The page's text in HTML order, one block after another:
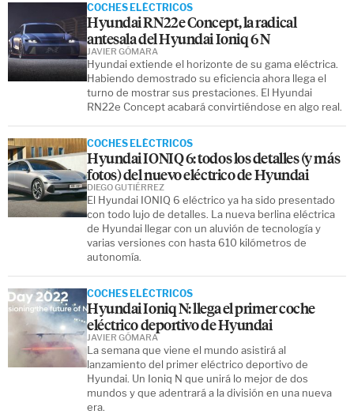
COCHES ELÉCTRICOS
Hyundai RN22e Concept, la radical
antesala del Hyundai Ioniq 6 N
Hyundai extiende el horizonte de su gama eléctrica.
Habiendo demostrado su eficiencia ahora llega el
turno de mostrar sus prestaciones. El Hyundai
RN22e Concept acabará convirtiéndose en algo real.
JAVIER GÓMARA
COCHES ELÉCTRICOS
Hyundai IONIQ 6: todos los detalles (y más
fotos) del nuevo eléctrico de Hyundai
El Hyundai IONIQ 6 eléctrico ya ha sido presentado
con todo lujo de detalles. La nueva berlina eléctrica
de Hyundai llegar con un aluvión de tecnología y
varias versiones con hasta 610 kilómetros de
autonomía.
DIEGO GUTIÉRREZ
COCHES ELÉCTRICOS
Hyundai Ioniq N: llega el primer coche
eléctrico deportivo de Hyundai
La semana que viene el mundo asistirá al
lanzamiento del primer eléctrico deportivo de
Hyundai. Un Ioniq N que unirá lo mejor de dos
mundos y que adentrará a la división en una nueva
era.
JAVIER GÓMARA